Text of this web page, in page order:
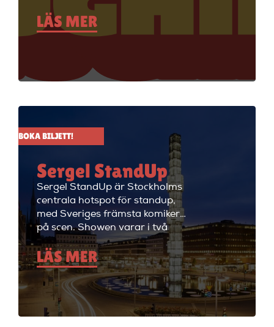
Stockholms äldsta
standupklubbar och är känd för
att ha de bästa komikerna i
välkommen till Big Ben Stand
LÄS MER
BOKA BILJETT!
Sergel StandUp
Sergel StandUp är Stockholms
centrala hotspot för standup,
med Sveriges främsta komiker
på scen. Showen varar i två
timmar med en paus, och
efteråt fortsätter kvällen med
cocktails i restaurangdelen.
Perfekt för en dejt eller en kväll
med vänner! Sergel StandUp är
både den perfekta förfesten och
LÄS MER